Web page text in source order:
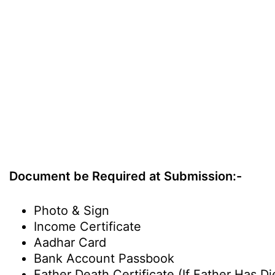
Document be Required at Submission:-
Photo & Sign
Income Certificate
Aadhar Card
Bank Account Passbook